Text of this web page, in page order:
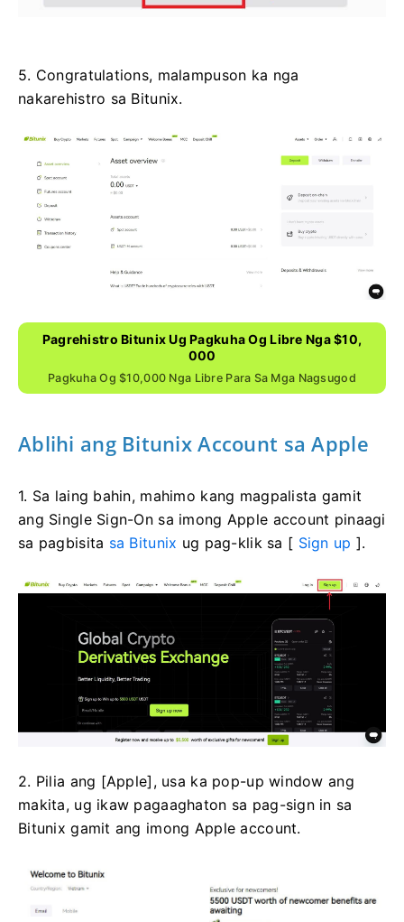
5. Congratulations, malampuson ka nga
nakarehistro sa Bitunix.
Pagrehistro Bitunix Ug Pagkuha Og Libre Nga $10,
000
Pagkuha Og $10,000 Nga Libre Para Sa Mga Nagsugod
Ablihi ang Bitunix Account sa Apple
1. Sa laing bahin, mahimo kang magpalista gamit
ang Single Sign-On sa imong Apple account pinaagi
sa pagbisita sa Bitunix ug pag-klik sa [ Sign up ].
2. Pilia ang [Apple], usa ka pop-up window ang
makita, ug ikaw pagaaghaton sa pag-sign in sa
Bitunix gamit ang imong Apple account.